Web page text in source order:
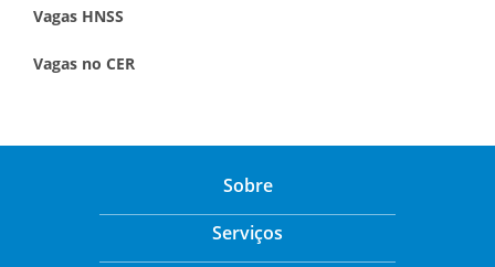
Vagas HNSS
Vagas no CER
Sobre
Serviços